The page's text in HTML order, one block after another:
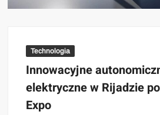
Technologia
Innowacyjne
elektryczne w Rijadzie
Expo